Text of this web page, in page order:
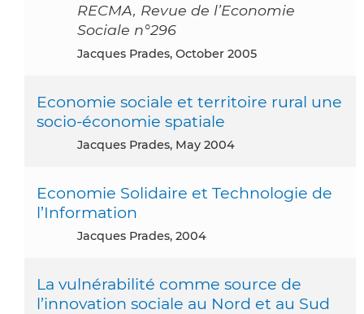
RECMA, Revue de l’Economie
Sociale n°296
Jacques Prades, October 2005
Economie sociale et territoire rural une
socio-économie spatiale
Jacques Prades, May 2004
Economie Solidaire et Technologie de
l’Information
Jacques Prades, 2004
La vulnérabilité comme source de
l’innovation sociale au Nord et au Sud